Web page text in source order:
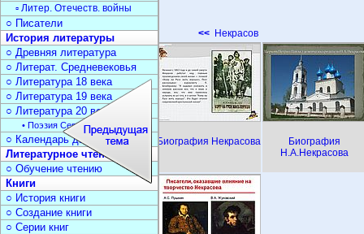
<< Некрасов
Биография Некрасова
Биография
Н.А.Некрасова
▫ Литер. Отечеств. войны
○ Писатели
История литературы
○ Древняя литература
○ Литерат. Средневековья
○ Литература 18 века
○ Литература 19 века
○ Литература 20 века
• Поэзия Серебрян. века
○ Календарь дат
Литературное чтение
○ Обучение чтению
Книги
○ История книги
○ Создание книги
○ Серии книг